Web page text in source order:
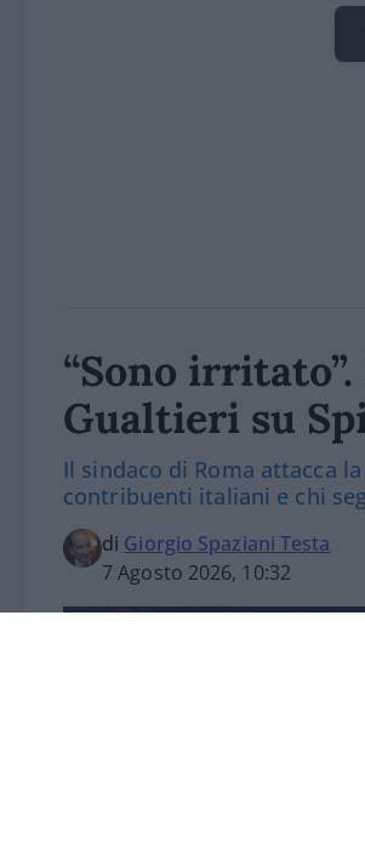
“Sono
Gualtieri su
Il sindaco di Roma attacca
contribuenti italiani e chi
di Giorgio Spaziani Testa
7 Agosto 2026, 10:32